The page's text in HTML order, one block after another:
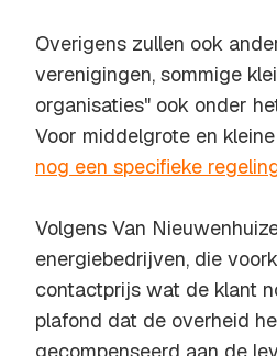
Overigens zullen ook
verenigingen, sommige
organisaties" ook onder
Voor middelgrote en
nog een specifieke
Volgens Van
energiebedrijven, die
contactprijs wat de klant
plafond dat de overheid